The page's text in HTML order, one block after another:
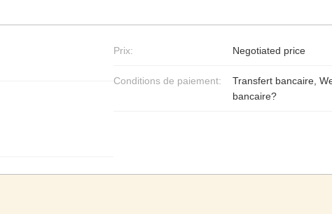
Prix: Negotiated price
Conditions de paiement:
Transfert bancaire,
bancaire?